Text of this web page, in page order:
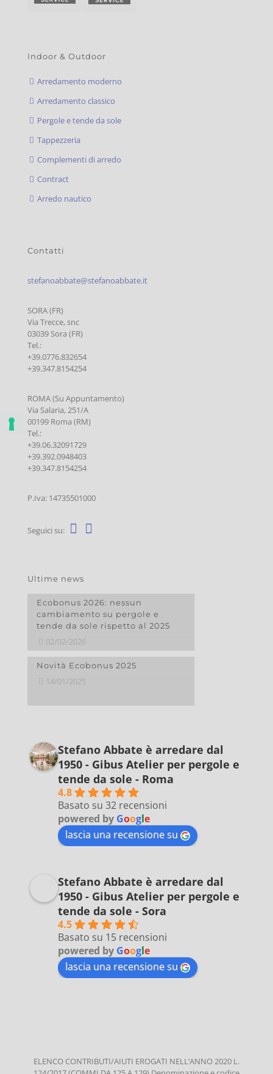
Indoor & Outdoor
Arredamento moderno
Arredamento classico
Pergole e tende da sole
Tappezzeria
Complementi di arredo
Contract
Arredo nautico
Contatti
stefanoabbate@stefanoabbate.it
SORA (FR)
Via Trecce, snc
03039 Sora (FR)
Tel.:
+39.0776.832654
+39.347.8154254
ROMA (Su Appuntamento)
Via Salaria, 251/A
00199 Roma (RM)
Tel.:
+39.06.32091729
+39.392.0948403
+39.347.8154254
P.Iva: 14735501000
Seguici su:
Ultime news
Ecobonus 2026: nessun
cambiamento su pergole e
tende da sole rispetto al 2025
02/02/2026
Novità Ecobonus 2025
14/01/2025
Stefano Abbate è arredare dal
1950 - Gibus Atelier per pergole e
tende da sole - Roma
4.8
Basato su 32 recensioni
powered by Google
lascia una recensione su
Stefano Abbate è arredare dal
1950 - Gibus Atelier per pergole e
tende da sole - Sora
4.5
Basato su 15 recensioni
powered by Google
lascia una recensione su
ELENCO CONTRIBUTI/AIUTI EROGATI NELL’ANNO 2020 L.